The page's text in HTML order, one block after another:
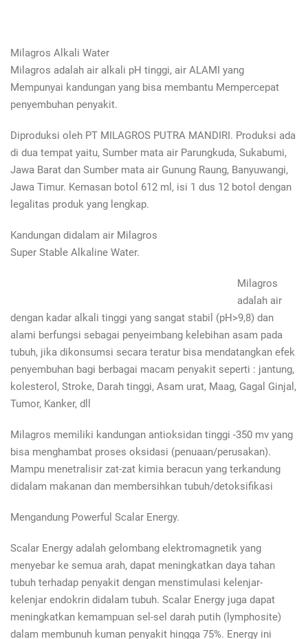
Milagros Alkali Water
Milagros adalah air alkali pH tinggi, air ALAMI yang
Mempunyai kandungan yang bisa membantu Mempercepat
penyembuhan penyakit.
Diproduksi oleh PT MILAGROS PUTRA MANDIRI. Produksi ada
di dua tempat yaitu, Sumber mata air Parungkuda, Sukabumi,
Jawa Barat dan Sumber mata air Gunung Raung, Banyuwangi,
Jawa Timur. Kemasan botol 612 ml, isi 1 dus 12 botol dengan
legalitas produk yang lengkap.
Kandungan didalam air Milagros
Super Stable Alkaline Water.
Milagros
adalah air
dengan kadar alkali tinggi yang sangat stabil (pH>9,8) dan
alami berfungsi sebagai penyeimbang kelebihan asam pada
tubuh, jika dikonsumsi secara teratur bisa mendatangkan efek
penyembuhan bagi berbagai macam penyakit seperti : jantung,
kolesterol, Stroke, Darah tinggi, Asam urat, Maag, Gagal Ginjal,
Tumor, Kanker, dll
Milagros memiliki kandungan antioksidan tinggi -350 mv yang
bisa menghambat proses oksidasi (penuaan/perusakan).
Mampu menetralisir zat-zat kimia beracun yang terkandung
didalam makanan dan membersihkan tubuh/detoksifikasi
Mengandung Powerful Scalar Energy.
Scalar Energy adalah gelombang elektromagnetik yang
menyebar ke semua arah, dapat meningkatkan daya tahan
tubuh terhadap penyakit dengan menstimulasi kelenjar-
kelenjar endokrin didalam tubuh. Scalar Energy juga dapat
meningkatkan kemampuan sel-sel darah putih (lymphosite)
dalam membunuh kuman penyakit hingga 75%. Energy ini